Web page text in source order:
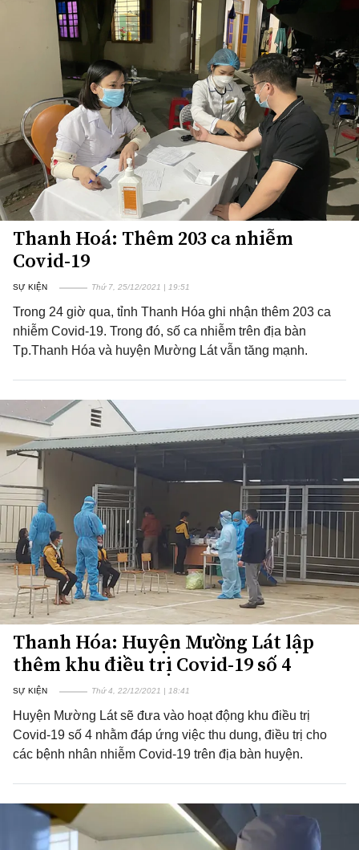
Thanh Hoá: Thêm 203 ca nhiễm
Covid-19
SỰ KIỆN Thứ 7, 25/12/2021 | 19:51
Trong 24 giờ qua, tỉnh Thanh Hóa ghi nhận thêm 203 ca
nhiễm Covid-19. Trong đó, số ca nhiễm trên địa bàn
Tp.Thanh Hóa và huyện Mường Lát vẫn tăng mạnh.
Thanh Hóa: Huyện Mường Lát lập
thêm khu điều trị Covid-19 số 4
SỰ KIỆN Thứ 4, 22/12/2021 | 18:41
Huyện Mường Lát sẽ đưa vào hoạt động khu điều trị
Covid-19 số 4 nhằm đáp ứng việc thu dung, điều trị cho
các bệnh nhân nhiễm Covid-19 trên địa bàn huyện.